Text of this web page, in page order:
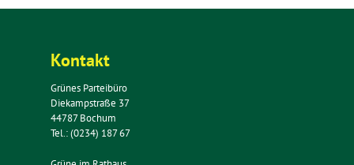
Kontakt
Grünes Parteibüro
Diekampstraße 37
44787 Bochum
Tel.: (0234) 187 67